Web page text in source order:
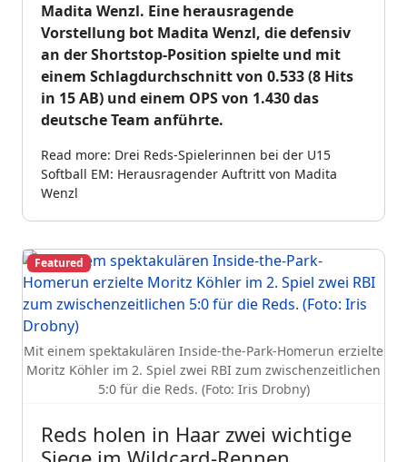
Madita Wenzl. Eine herausragende
Vorstellung bot Madita Wenzl, die defensiv
an der Shortstop-Position spielte und mit
einem Schlagdurchschnitt von 0.533 (8 Hits
in 15 AB) und einem OPS von 1.430 das
deutsche Team anführte.
Read more: Drei Reds-Spielerinnen bei der U15
Softball EM: Herausragender Auftritt von Madita
Wenzl
Mit einem spektakulären Inside-the-Park-Homerun erzielte
Moritz Köhler im 2. Spiel zwei RBI zum zwischenzeitlichen
5:0 für die Reds. (Foto: Iris Drobny)
Featured
Reds holen in Haar zwei wichtige